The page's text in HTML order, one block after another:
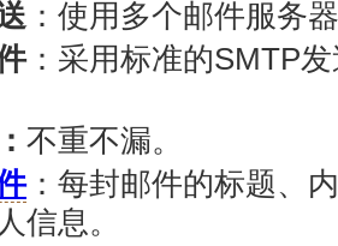
：使用多个邮件服务
：采用标准的SMTP
不重不漏。
：每封邮件的标题、
信息。